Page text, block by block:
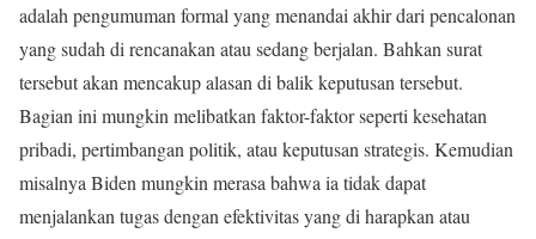
adalah pengumuman formal yang menandai akhir dari pencalonan
yang sudah di rencanakan atau sedang berjalan. Bahkan surat
tersebut akan mencakup alasan di balik keputusan tersebut.
Bagian ini mungkin melibatkan faktor-faktor seperti kesehatan
pribadi, pertimbangan politik, atau keputusan strategis. Kemudian
misalnya Biden mungkin merasa bahwa ia tidak dapat
menjalankan tugas dengan efektivitas yang di harapkan atau